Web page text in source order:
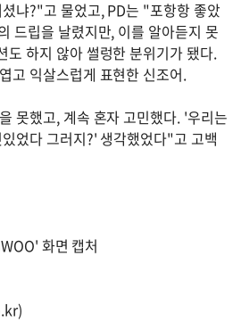
냐?"고 물었고, PD는 "포항항 좋았
드립을 날렸지만, 이를 알아듣지 못
도 하지 않아 썰렁한 분위기가 됐다.
고 익살스럽게 표현한 신조어.
못했고, 계속 혼자 고민했다. '우리는
었다 그러지?' 생각했었다"고 고백
화면 캡처
)